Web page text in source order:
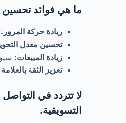
ما هي فوائد
زيادة حركة المرور:
تحسين معدل
زيادة المبيعات:
تعزيز الثقة
لا تتردد في
التسويقية.